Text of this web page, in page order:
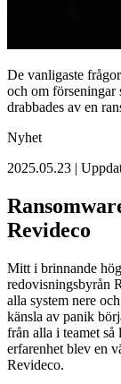
De vanligaste
och om förseningar
drabbades av en
Nyhet
2025.05.23 |
Revideco
Mitt i brinnande
redovisningsbyrån
alla system nere
känsla av panik
från alla i teamet så
erfarenhet blev en
Revideco.